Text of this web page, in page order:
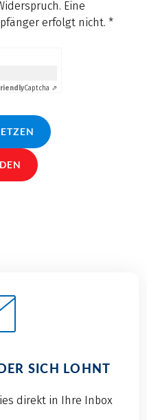
Eine
erfolgt nicht. *
Captcha ⇗
SICH LOHNT
direkt in Ihre Inbox